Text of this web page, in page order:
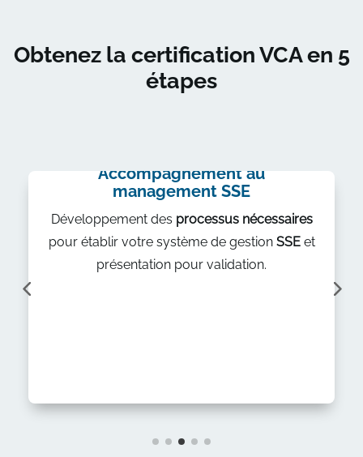
Obtenez la certification VCA en 5
étapes
Accompagnement au
management SSE
Développement des processus nécessaires
pour établir votre système de gestion SSEet
présentation pour validation.